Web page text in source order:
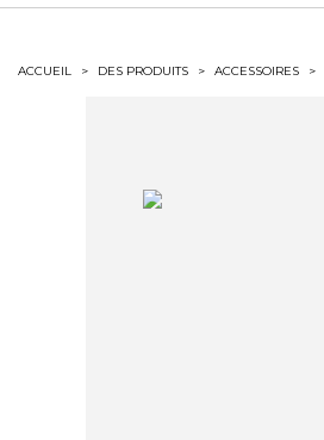
ACCUEIL > DES PRODUITS > ACCESSOIRES >